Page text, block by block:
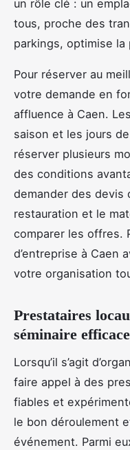
un rôle clé : un
tous, proche des
parkings, optimise la
Pour réserver au
votre demande en
affluence à Caen.
saison et les jours
réserver plusieurs
des conditions
demander des devis
restauration et le
comparer les offres.
d’entreprise à Caen
votre organisation
Prestataires
séminaire efficace
Lorsqu’il s’agit
faire appel à des
fiables et
le bon déroulement
événement. Parmi